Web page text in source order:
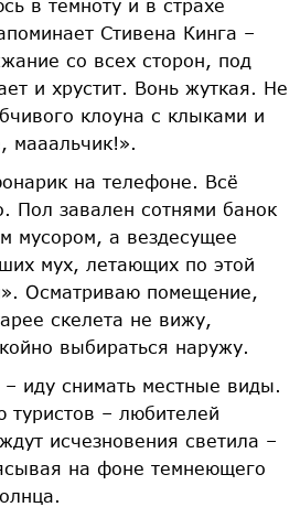
в темноту и в страхе
Стивена Кинга –
со всех сторон, под
и хрустит. Вонь жуткая. Не
клоуна с клыками и
мааальчик!».
на телефоне. Всё
Пол завален сотнями банок
мусором, а вездесущее
мух, летающих по этой
Осматриваю помещение,
скелета не вижу,
выбираться наружу.
иду снимать местные виды.
туристов – любителей
исчезновения светила –
на фоне темнеющего